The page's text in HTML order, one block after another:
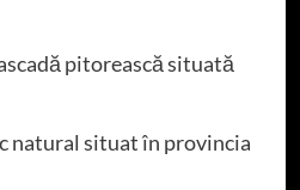
pitorească situată
natural situat în provincia